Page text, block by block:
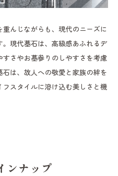
んじながらも、現代のニーズに
現代墓石は、高級感あふれるデ
さやお墓参りのしやすさを考慮
は、故人への敬愛と家族の絆を
スタイルに溶け込む美しさと機
ンナップ